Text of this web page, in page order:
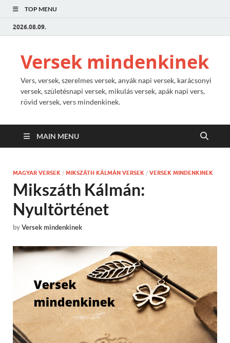
TOP MENU
2026.08.09.
Versek mindenkinek
Vers, versek, szerelmes versek, anyák napi versek, karácsonyi
versek, születésnapi versek, mikulás versek, apák napi vers,
rövid versek, vers mindenkinek.
MAIN MENU
MAGYAR VERSEK / MIKSZÁTH KÁLMÁN VERSEK / VERSEK MINDENKINEK
Mikszáth Kálmán:
Nyultörténet
byVersek mindenkinek